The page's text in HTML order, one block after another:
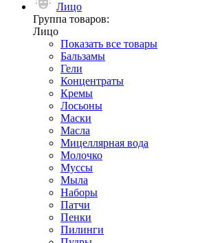
Лицо
Группа товаров:
Лицо
Показать все товары
Бальзамы
Гели
Концентраты
Кремы
Лосьоны
Маски
Масла
Мицеллярная вода
Молочко
Муссы
Мыла
Наборы
Патчи
Пенки
Пилинги